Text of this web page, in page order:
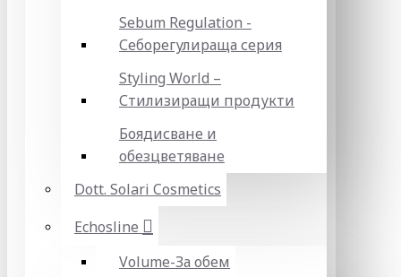
Sebum Regulation -
Себорегулираща серия
Styling World –
Стилизиращи продукти
Боядисване и
обезцветяване
Dott. Solari Cosmetics
Echosline
Volume-За обем